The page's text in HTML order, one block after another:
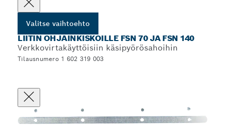
Valitse vaihtoehto
LIITIN OHJAINKISKOILLE FSN 70 JA FSN 140
Verkkovirtakäyttöisiin käsipyörösahoihin
Tilausnumero 1 602 319 003